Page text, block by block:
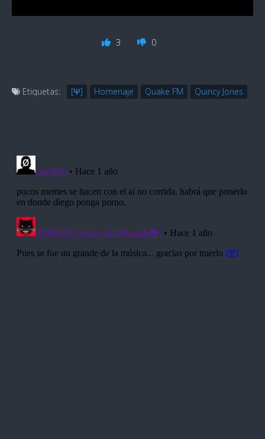
3 0
Etiquetas: [Ψ] Homenaje Quake FM Quincy Jones